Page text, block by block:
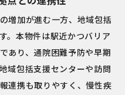
増加が進む一方、地域包括
。本物件は駅近かつバリア
あり、通院困難予防や早期
域包括支援センターや訪問
連携も取りやすく、慢性疾